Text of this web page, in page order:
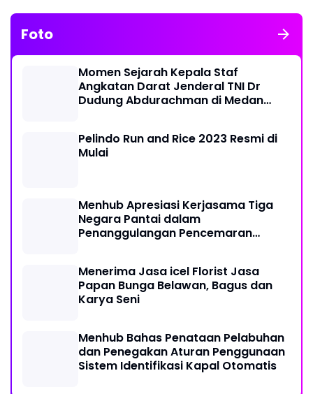
Foto
Momen Sejarah Kepala Staf
Angkatan Darat Jenderal TNI Dr
Dudung Abdurachman di Medan
Pelindo Run and Rice 2023 Resmi di
Mulai
Menhub Apresiasi Kerjasama Tiga
Negara Pantai dalam
Penanggulangan Pencemaran
Menerima Jasa icel Florist Jasa
Papan Bunga Belawan, Bagus dan
Karya Seni
Menhub Bahas Penataan Pelabuhan
dan Penegakan Aturan Penggunaan
Sistem Identifikasi Kapal Otomatis